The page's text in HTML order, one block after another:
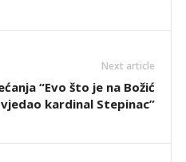
Next article
“Evo što je na Božić
kardinal Stepinac”